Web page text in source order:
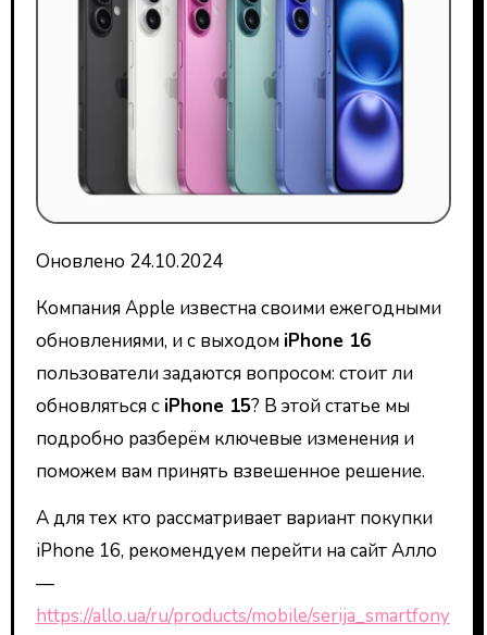
Оновлено 24.10.2024
Компания Apple известна своими ежегодными
обновлениями, и с выходом iPhone 16
пользователи задаются вопросом: стоит ли
обновляться с iPhone 15? В этой статье мы
подробно разберём ключевые изменения и
поможем вам принять взвешенное решение.
А для тех кто рассматривает вариант покупки
iPhone 16, рекомендуем перейти на сайт Алло
—
https://allo.ua/ru/products/mobile/serija_smartfony